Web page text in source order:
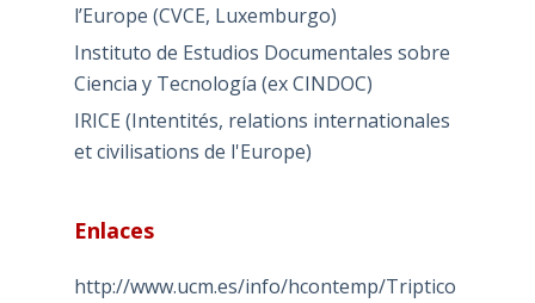
l’Europe (CVCE, Luxemburgo)
Instituto de Estudios Documentales sobre
Ciencia y Tecnología (ex CINDOC)
IRICE (Intentités, relations internationales
et civilisations de l'Europe)
Enlaces
http://www.ucm.es/info/hcontemp/Triptico